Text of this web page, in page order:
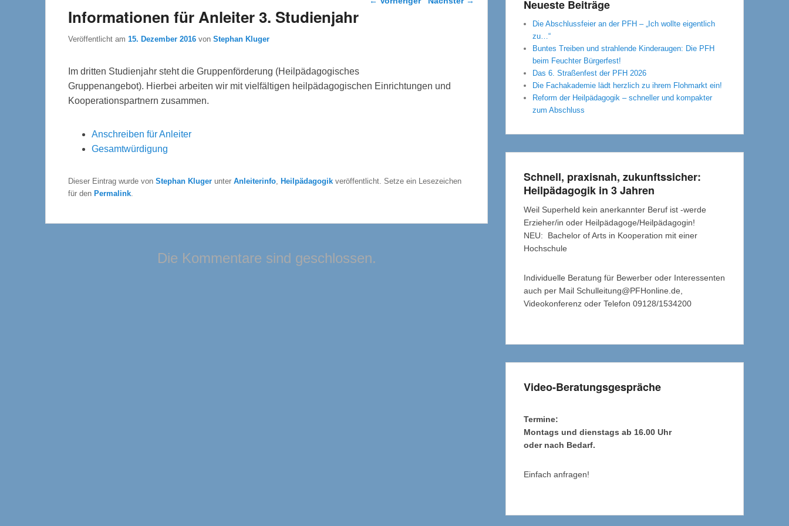
Informationen für Anleiter 3. Studienjahr
Veröffentlicht am 15. Dezember 2016 von Stephan Kluger
Im dritten Studienjahr steht die Gruppenförderung (Heilpädagogisches
Gruppenangebot). Hierbei arbeiten wir mit vielfältigen heilpädagogischen Einrichtungen und
Kooperationspartnern zusammen.
Anschreiben für Anleiter
Gesamtwürdigung
Dieser Eintrag wurde von Stephan Kluger unter Anleiterinfo Heilpädagogik veröffentlicht. Setze ein Lesezeichen
für den Permalink
Die Kommentare sind geschlossen.
Neueste Beiträge
Die Abschlussfeier an der PFH – „Ich wollte eigentlich
zu…“
Buntes Treiben und strahlende Kinderaugen: Die PFH
beim Feuchter Bürgerfest!
Das 6. Straßenfest der PFH 2026
Die Fachakademie lädt herzlich zu ihrem Flohmarkt ein!
Reform der Heilpädagogik – schneller und kompakter
zum Abschluss
Schnell, praxisnah, zukunftssicher:
Heilpädagogik in 3 Jahren
Weil Superheld kein anerkannter Beruf ist -werde
Erzieher/in oder Heilpädagoge/Heilpädagogin!
NEU: Bachelor of Arts in Kooperation mit einer
Hochschule
Individuelle Beratung für Bewerber oder Interessenten
auch per Mail Schulleitung@PFHonline.de,
Videokonferenz oder Telefon 09128/1534200
Video-Beratungsgespräche
Termine:
Montags und dienstags ab 16.00 Uhr
oder nach Bedarf.
Einfach anfragen!